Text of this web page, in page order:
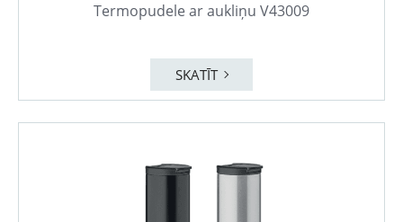
Termopudele ar aukliņu V43009
SKATĪT